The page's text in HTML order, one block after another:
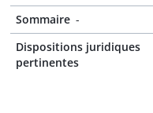
Sommaire -
Dispositions juridiques
pertinentes